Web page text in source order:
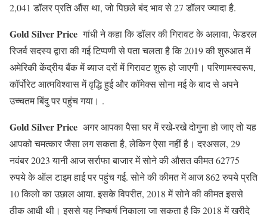
2,041 डॉलर प्रति औंस था, जो पिछले बंद भाव से 27 डॉलर ज्यादा है.
Gold Silver Priceगांधी ने कहा कि डॉलर की गिरावट के अलावा, फेडरल
रिजर्व सदस्य द्वारा की गई टिप्पणी से पता चलता है कि 2019 की शुरुआत में
अमेरिकी केंद्रीय बैंक में ब्याज दरों में गिरावट शुरू हो जाएगी। परिणामस्वरूप,
कॉर्पोरेट आत्मविश्वास में वृद्धि हुई और कॉमेक्स सोना मई के बाद से अपने
उच्चतम बिंदु पर पहुंच गया। .
Gold Silver Price अगर आपका पैसा घर में रखे-रखे दोगुना हो जाए तो यह
आपको चमत्कार जैसा लग सकता है, लेकिन ऐसा नहीं है। दरअसल, 29
नवंबर 2023 यानी आज सर्राफा बाजार में सोने की औसत कीमत 62775
रुपये के ऑल टाइम हाई पर पहुंच गई. सोने की कीमत में आज 862 रुपये प्रति
10 किलो का उछाल आया. इसके विपरीत, 2018 में सोने की कीमत इससे
ठीक आधी थी। इससे यह निष्कर्ष निकाला जा सकता है कि 2018 में खरीदे